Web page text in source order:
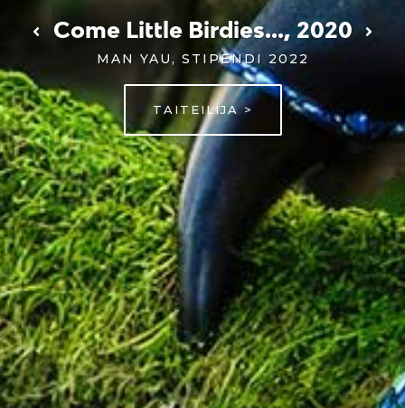
The Slow Business of Going,
DYLAN RAY ARNOLD & OCÉANE BRUEL,
STIPENDI 2021
TAITEILIJA >